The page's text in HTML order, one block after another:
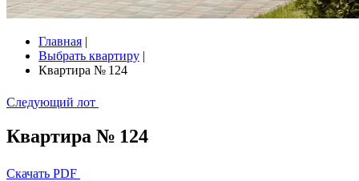
Главная |
Выбрать квартиру |
Квартира № 124
Следующий лот
Квартира № 124
Скачать PDF